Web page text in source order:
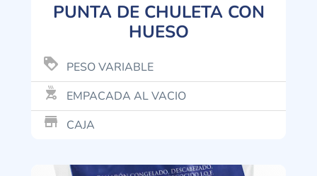
PUNTA DE CHULETA CON
HUESO
loyalty PESO VARIABLE
outdoor_grill EMPACADA AL VACIO
store_mall_directory CAJA